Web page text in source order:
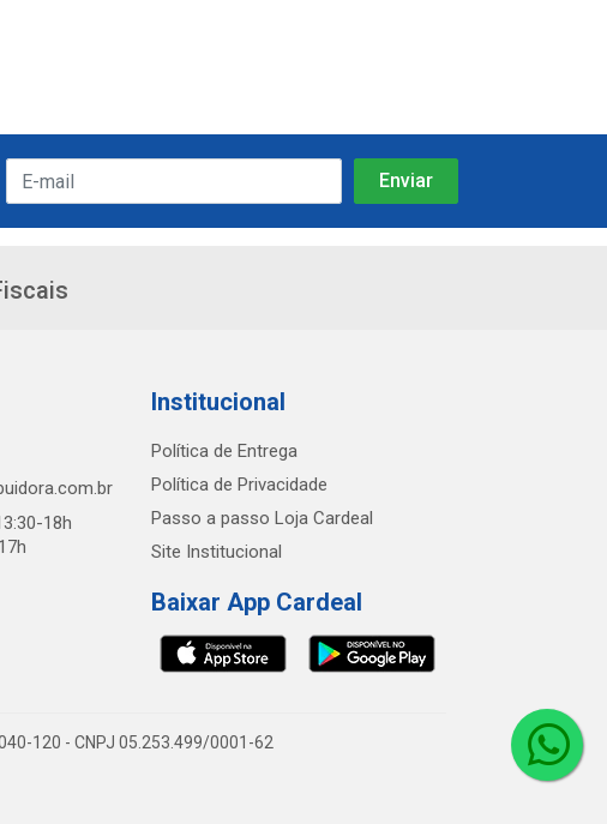
18h
Institucional
Política de Entrega
Política de Privacidade
Passo a passo Loja Cardeal
Site Institucional
Baixar App Cardeal
120 - CNPJ 05.253.499/0001-62